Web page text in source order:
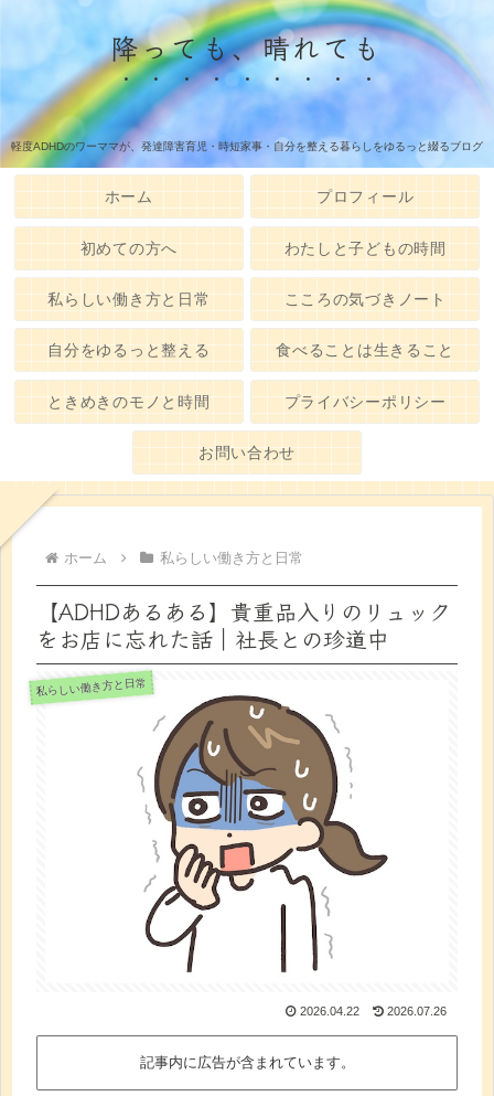
降っても、晴れても
軽度ADHDのワーママが、発達障害育児・時短家事・自分を整える暮らしをゆるっと綴るブログ
ホーム プロフィール
初めての方へ わたしと子どもの時間
私らしい働き方と日常 こころの気づきノート
自分をゆるっと整える 食べることは生きること
ときめきのモノと時間 プライバシーポリシー
お問い合わせ
ホーム 私らしい働き方と日常
【ADHDあるある】貴重品入りのリュック
をお店に忘れた話｜社長との珍道中
私らしい働き方と日常
2026.04.22 2026.07.26
記事内に広告が含まれています。